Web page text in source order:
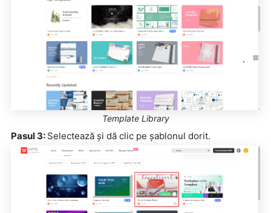
Template Library
Pasul 3: Selectează și dă clic pe șablonul dorit.